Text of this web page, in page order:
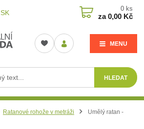
SK
MENU
HLEDAT
0 ks
za0,00 Kč
Ratanové rohože v metráži
Umělý ratan -